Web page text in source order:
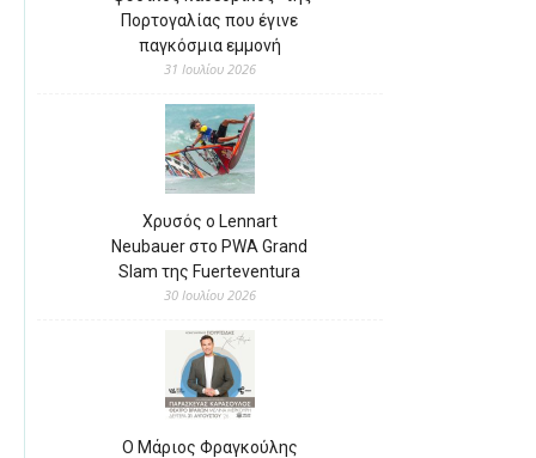
Πορτογαλίας που έγινε
παγκόσμια εμμονή
31 Ιουλίου 2026
Χρυσός ο Lennart
Neubauer στο PWA Grand
Slam της Fuerteventura
30 Ιουλίου 2026
Ο Μάριος Φραγκούλης